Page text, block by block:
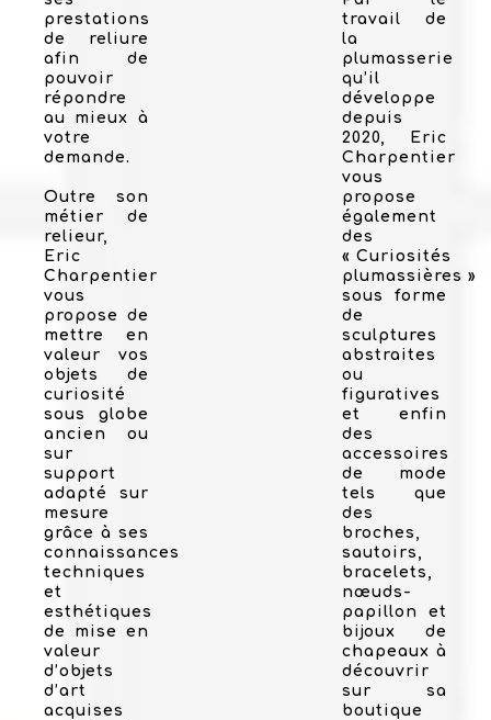
prestations
de reliure
afin de
pouvoir
répondre
au mieux à
votre
demande.
Outre son
métier de
relieur,
Eric
Charpentier
vous
propose de
mettre en
valeur vos
objets de
curiosité
sous globe
ancien ou
sur
support
adapté sur
mesure
grâce à ses
connaissances
techniques
et
esthétiques
de mise en
valeur
d’objets
d’art
acquises
travail de
la
plumasserie
qu’il
développe
depuis
2020, Eric
Charpentier
vous
propose
également
des
« Curiosités
plumassières »
sous forme
de
sculptures
abstraites
ou
figuratives
et enfin
des
accessoires
de mode
tels que
des
broches,
sautoirs,
bracelets,
nœuds-
papillon et
bijoux de
chapeaux à
découvrir
sur sa
boutique